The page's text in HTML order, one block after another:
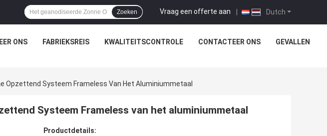
Dutch
Vraag een offerte aan |
Zoeken
ONS FABRIEKSREIS KWALITEITSCONTROLE CONTACTEER ONS GEVALLEN
Opzettend Systeem Frameless Van Het Aluminiummetaal
Systeem Frameless van het aluminiummetaal
Productdetails: